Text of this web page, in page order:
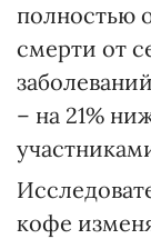
полностью
смерти от
– на 21%
кофе